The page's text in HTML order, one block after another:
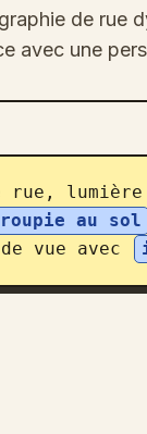
de rue
avec une
rue,
au sol
vue avec